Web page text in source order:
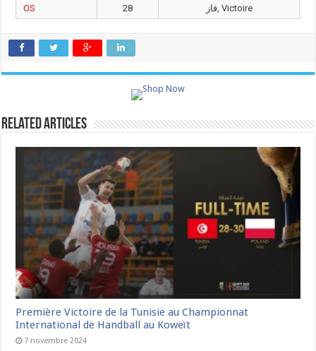
OS
28 فاز, Victoire
Related Articles
Première Victoire de la Tunisie au Championnat
International de Handball au Koweït
7 novembre 2024